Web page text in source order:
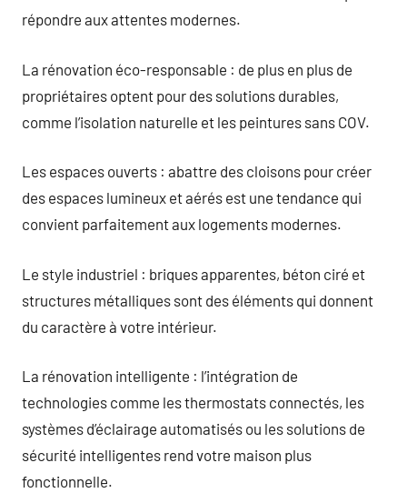
répondre aux attentes modernes.
La rénovation éco-responsable : de plus en plus de
propriétaires optent pour des solutions durables,
comme l’isolation naturelle et les peintures sans COV.
Les espaces ouverts : abattre des cloisons pour créer
des espaces lumineux et aérés est une tendance qui
convient parfaitement aux logements modernes.
Le style industriel : briques apparentes, béton ciré et
structures métalliques sont des éléments qui donnent
du caractère à votre intérieur.
La rénovation intelligente : l’intégration de
technologies comme les thermostats connectés, les
systèmes d’éclairage automatisés ou les solutions de
sécurité intelligentes rend votre maison plus
fonctionnelle.